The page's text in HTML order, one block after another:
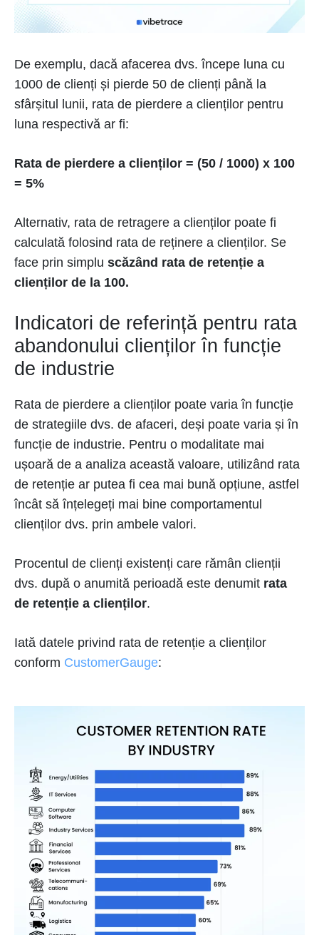
De exemplu, dacă afacerea dvs. începe luna cu
1000 de clienți și pierde 50 de clienți până la
sfârșitul lunii, rata de pierdere a clienților pentru
luna respectivă ar fi:
Rata de pierdere a clienților = (50 / 1000) x 100
= 5%
Alternativ, rata de retragere a clienților poate fi
calculată folosind rata de reținere a clienților. Se
face prin simplu scăzând rata de retenție a
clienților de la 100.
Indicatori de referință pentru rata
abandonului clienților în funcție
de industrie
Rata de pierdere a clienților poate varia în funcție
de strategiile dvs. de afaceri, deși poate varia și în
funcție de industrie. Pentru o modalitate mai
ușoară de a analiza această valoare, utilizând rata
de retenție ar putea fi cea mai bună opțiune, astfel
încât să înțelegeți mai bine comportamentul
clienților dvs. prin ambele valori.
Procentul de clienți existenți care rămân clienții
dvs. după o anumită perioadă este denumit rata
de retenție a clienților.
Iată datele privind rata de retenție a clienților
conform CustomerGauge: